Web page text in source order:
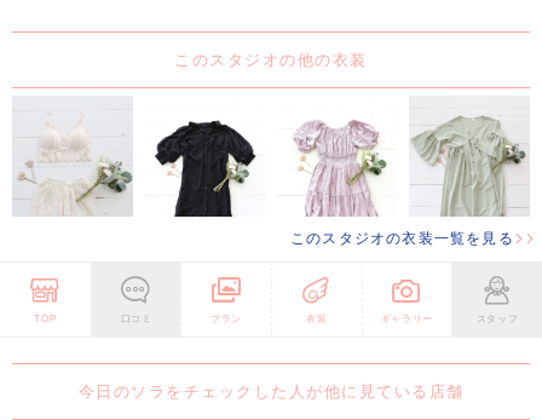
このスタジオの他の衣装
このスタジオの衣装一覧を見る
TOP 口コミ プラン 衣装 ギャラリー スタッフ
今日のソラをチェックした人が他に見ている店舗